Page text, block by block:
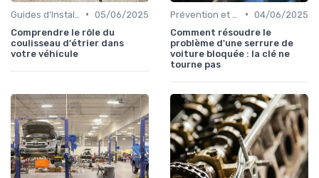
• 05/06/2025
Comprendre le rôle du
coulisseau d'étrier dans
votre véhicule
• 04/06/2025
Comment résoudre le
problème d'une serrure de
voiture bloquée : la clé ne
tourne pas